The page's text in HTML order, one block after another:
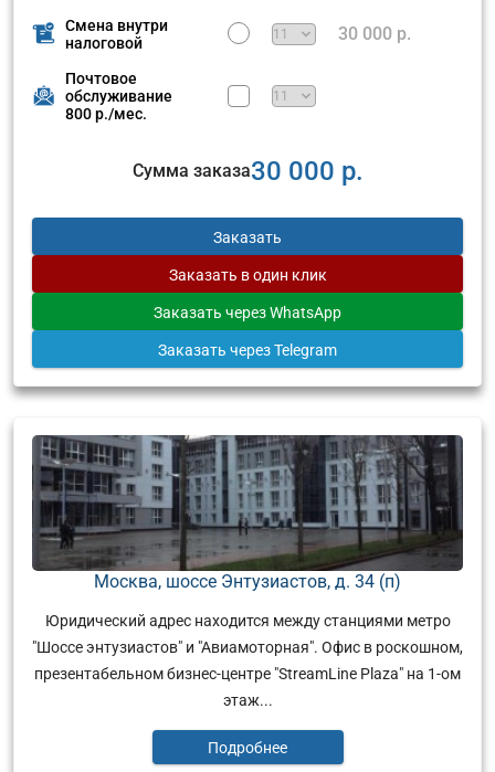
Смена внутри
налоговой
30 000 р.
Почтовое
обслуживание
800 р./мес.
Сумма заказа30 000 р.
Заказать
Заказать в один клик
Заказать через WhatsApp
Заказать через Telegram
Москва, шоссе Энтузиастов, д. 34 (п)
Юридический адрес находится между станциями метро
"Шоссе энтузиастов" и "Авиамоторная". Офис в роскошном,
презентабельном бизнес-центре "StreamLine Plaza" на 1-ом
этаж...
Подробнее